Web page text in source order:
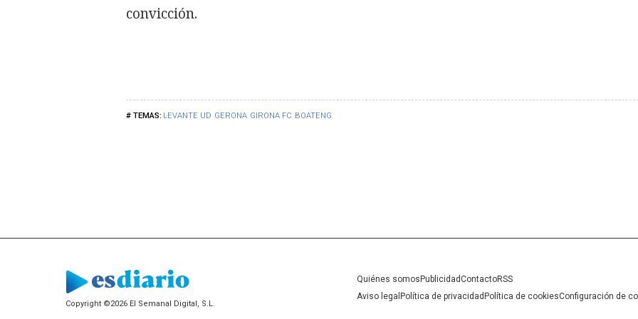
LEVANTE UD GERONA GIRONA FC BOATENG
convicción.
Copyright ©2026 El Semanal Digital, S.L.
Quiénes somos PublicidadContactoRSS
Aviso legal Política de privacidad Política de cookiesConfiguración de